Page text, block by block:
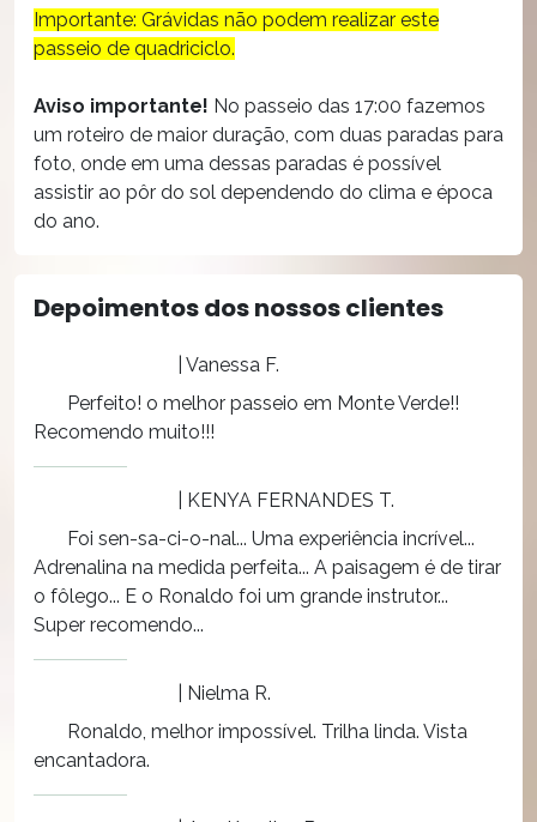
Importante: Grávidas não podem realizar este
passeio de quadriciclo.
Aviso importante! No passeio das 17:00 fazemos
um roteiro de maior duração, com duas paradas para
foto, onde em uma dessas paradas é possível
assistir ao pôr do sol dependendo do clima e época
do ano.
Depoimentos dos nossos clientes
| Vanessa F.
Perfeito! o melhor passeio em Monte Verde!!
Recomendo muito!!!
| KENYA FERNANDES T.
Foi sen-sa-ci-o-nal... Uma experiência incrível...
Adrenalina na medida perfeita... A paisagem é de tirar
o fôlego... E o Ronaldo foi um grande instrutor...
Super recomendo...
| Nielma R.
Ronaldo, melhor impossível. Trilha linda. Vista
encantadora.